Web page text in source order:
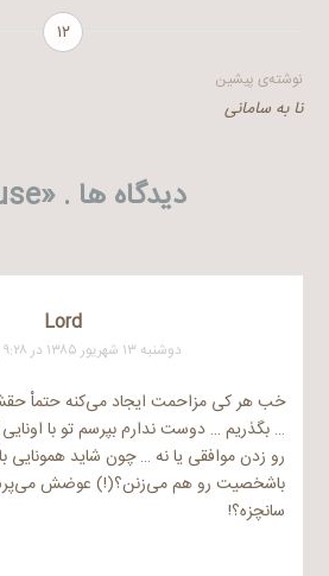
۱۲
راهبری
نوشته‌ی پیشین
نا به سامانی
دیدگاه ها . «
Lord
دوشنبه ۱۳ شهریور ۱۳۸۵ در ۹:۲۸ بعد از ظهر
خب هر کی مزاحمت ایجاد می‌کنه حتماْ
… بگذریم … دوست ندارم بپرسم تو با
رو زدن موافقی یا نه … چون شاید همونایی
باشخصیت رو هم می‌زنن؟(!) عوضش
سانچزه؟!